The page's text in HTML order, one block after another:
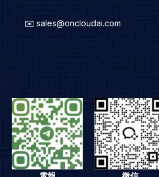
✉️ sales@oncloudai.com